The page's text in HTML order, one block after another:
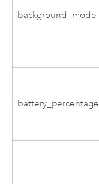
background_mode
battery_percentage